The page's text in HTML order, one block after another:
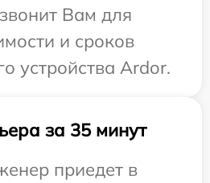
Вам для
и сроков
устройства Ardor.
за 35 минут
приедет в